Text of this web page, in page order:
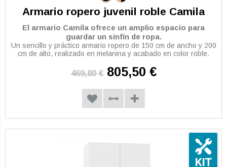
Armario ropero juvenil roble Camila
El armario Camila ofrece un amplio espacio para
guardar un sinfín de ropa.
Un sencillo y práctico armario ropero de 150 cm de ancho y 200
cm de alto, realizado en melanina y acabado en color roble.
469,80 € 805,50 €